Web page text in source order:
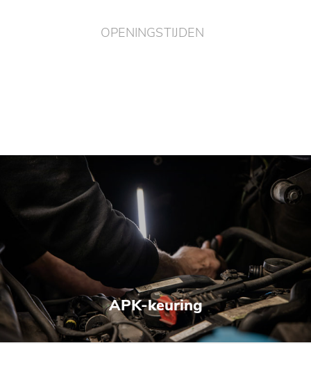
OPENINGSTIJDEN
APK-keuring